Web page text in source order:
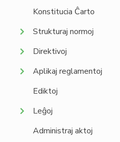
Konstitucia Ĉarto
Strukturaj normoj
Direktivoj
Aplikaj reglamentoj
Ediktoj
Leĝoj
Administraj aktoj